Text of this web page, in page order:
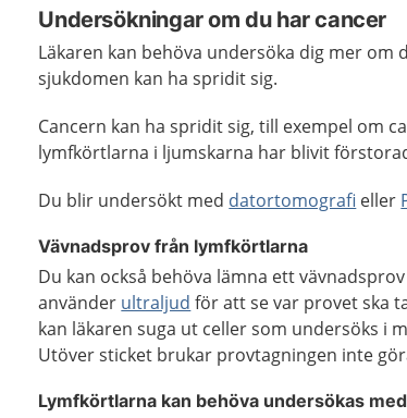
Undersökningar om du har cancer
Läkaren kan behöva undersöka dig mer om
sjukdomen kan ha spridit sig.
Cancern kan ha spridit sig, till exempel om
lymfkörtlarna i ljumskarna har blivit
Du blir undersökt med datortomografi eller
Vävnadsprov från lymfkörtlarna
Du kan också behöva lämna ett
använder ultraljud för att se var provet ska
kan läkaren suga ut celler som undersöks i
Utöver sticket brukar provtagningen inte
Lymfkörtlarna kan behöva undersökas